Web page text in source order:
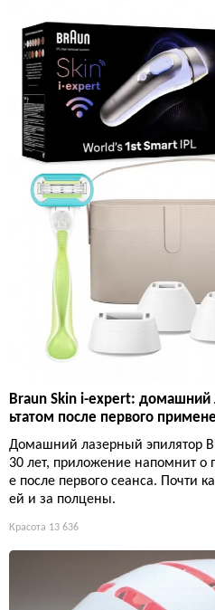
Braun Skin i-expert: домашний
ьтатом после первого
Домашний лазерный эпилятор
30 лет, приложение напомнит о
е после первого сеанса. Почти
ей и за полцены.
Красота 13 636